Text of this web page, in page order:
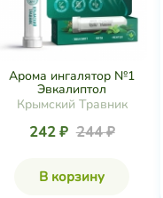
Арома ингалятор №1
Эвкалиптол
Крымский Травник
242 ₽ 244 ₽
В корзину